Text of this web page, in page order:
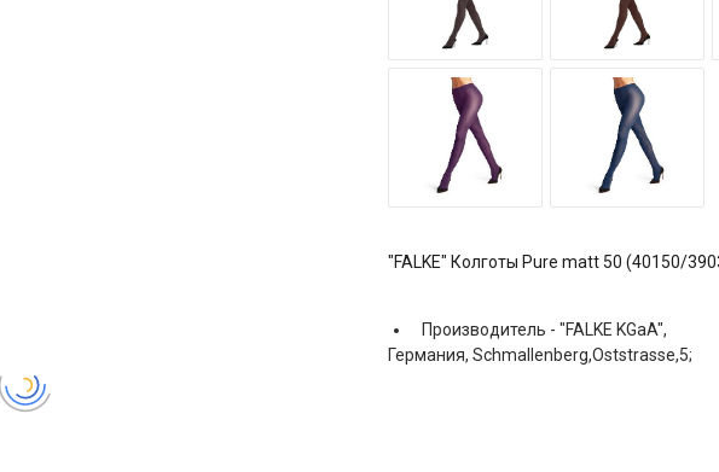
"FALKE" Колготы Pure matt 50 (40150/
Производитель - "FALKE KGaA",
Германия, Schmallenberg,Oststrasse,5;